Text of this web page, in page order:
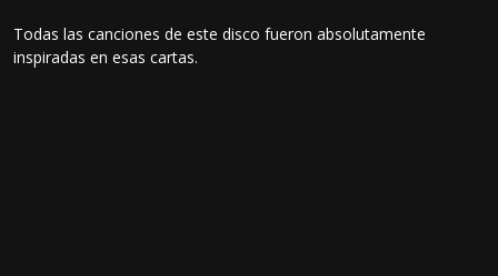
Todas las canciones de este disco fueron absolutamente
inspiradas en esas cartas.